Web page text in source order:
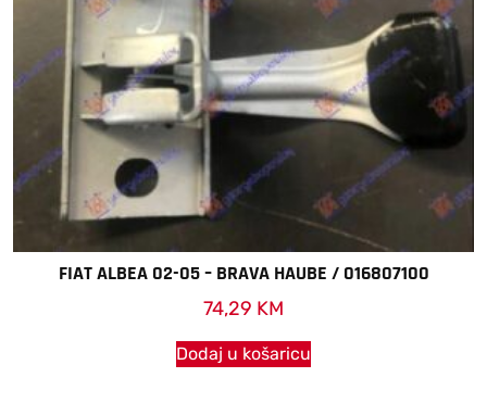
FIAT ALBEA 02-05 – BRAVA HAUBE / 016807100
74,29 KM
Dodaj u košaricu